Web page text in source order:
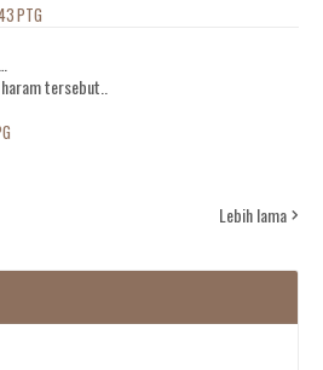
PTG
tersebut..
Lebih lama